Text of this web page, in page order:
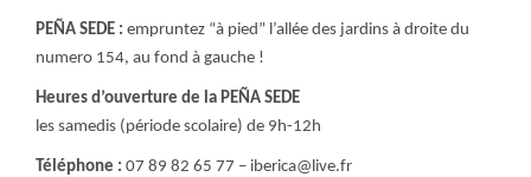
PEÑA SEDE : empruntez “à pied” l’allée des jardins à droite du
numero 154, au fond à gauche !
Heures d’ouverture de la PEÑA SEDE
les samedis (période scolaire) de 9h-12h
Téléphone : 07 89 82 65 77 – iberica@live.fr